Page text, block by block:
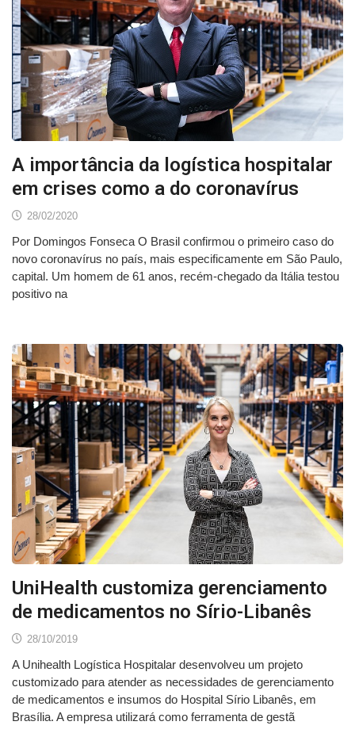
A importância da logística hospitalar
em crises como a do coronavírus
28/02/2020
Por Domingos Fonseca O Brasil confirmou o primeiro caso do
novo coronavírus no país, mais especificamente em São Paulo,
capital. Um homem de 61 anos, recém-chegado da Itália testou
positivo na
UniHealth customiza gerenciamento
de medicamentos no Sírio-Libanês
28/10/2019
A Unihealth Logística Hospitalar desenvolveu um projeto
customizado para atender as necessidades de gerenciamento
de medicamentos e insumos do Hospital Sírio Libanês, em
Brasília. A empresa utilizará como ferramenta de gestã